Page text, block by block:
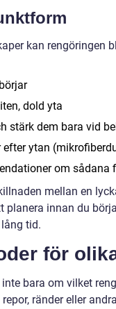
kan rengöringen
dold yta
stärk dem bara vid
ytan
om sådana
mellan en
planera innan du
tid.
för
bara om vilket
ränder eller